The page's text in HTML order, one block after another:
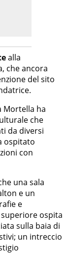
alla
che ancora
del sito
Mortella ha
che
da diversi
ospitato
con
una sala
e un
e
ospita
sulla baia di
un intreccio